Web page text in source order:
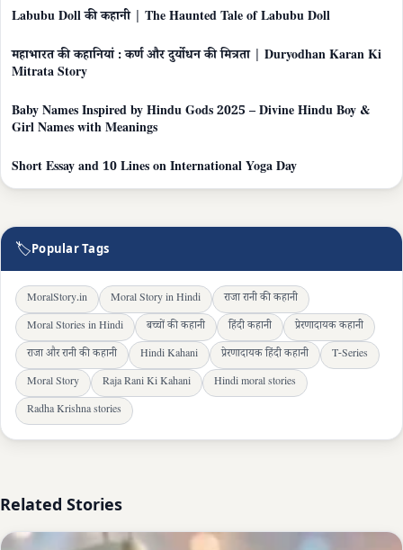
Labubu Doll की कहानी | The Haunted Tale of Labubu Doll
महाभारत की कहानियां : कर्ण और दुर्योधन की मित्रता | Duryodhan Karan Ki
Mitrata Story
Baby Names Inspired by Hindu Gods 2025 – Divine Hindu Boy &
Girl Names with Meanings
Short Essay and 10 Lines on International Yoga Day
🏷Popular Tags
MoralStory.in Moral Story in Hindi
राजा रानी की कहानी
Moral Stories in Hindi
बच्चों की कहानी हिंदी कहानी
प्रेरणादायक कहानी
राजा और रानी की कहानी
Hindi Kahani प्रेरणादायक हिंदी कहानी
T-Series
Moral Story
Raja Rani Ki Kahani
Hindi moral stories
Radha Krishna stories
Related Stories